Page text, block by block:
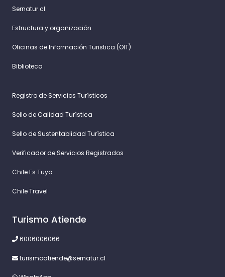
Sernatur.cl
Estructura y organización
Oficinas de Información Turistica (OIT)
Biblioteca
Registro de Servicios Turísticos
Sello de Calidad Turística
Sello de Sustentablidad Turística
Verificador de Servicios Registrados
Chile Es Tuyo
Chile Travel
Turismo Atiende
6006006066
turismoatiende@sernatur.cl